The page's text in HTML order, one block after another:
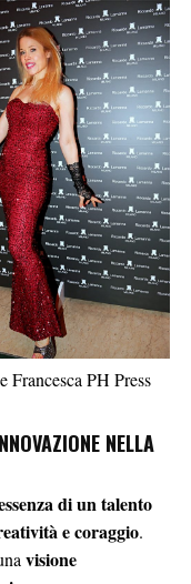
Francesca PH Press
NELLA
di un talento
e coraggio.
visione